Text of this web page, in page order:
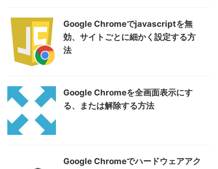
Google Chromeでjavascriptを無
効、サイトごとに細かく設定する方
法
Google Chromeを全画面表示にす
る、または解除する方法
Google Chromeでハードウェアアク